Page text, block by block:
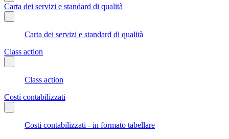
Carta dei servizi e standard di qualità
Carta dei servizi e standard di qualità
Class action
Class action
Costi contabilizzati
Costi contabilizzati - in formato tabellare